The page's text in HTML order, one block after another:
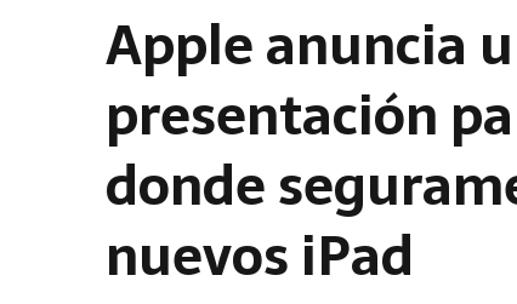
Apple anuncia
presentación
donde
nuevos iPad